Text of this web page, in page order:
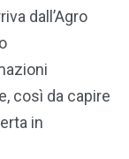
dall’Agro
così da capire
in